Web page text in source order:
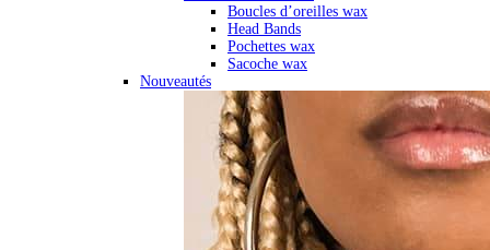
Boucles d’oreilles wax
Head Bands
Pochettes wax
Sacoche wax
Nouveautés